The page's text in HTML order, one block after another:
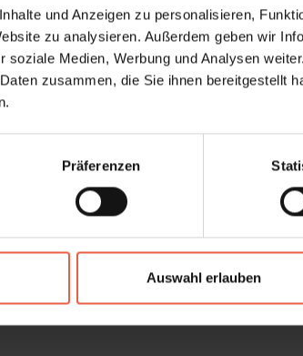
und Anzeigen zu personalisieren,
zu analysieren. Außerdem geben wir
soziale Medien, Werbung und Analysen
zusammen, die Sie ihnen bereitgestellt
Präferenzen
Auswahl erlauben
– Großflächiger Schatten
– Innovatives Design
– Flexible Bedienung
– Individuelle Lösung
Produktdetails